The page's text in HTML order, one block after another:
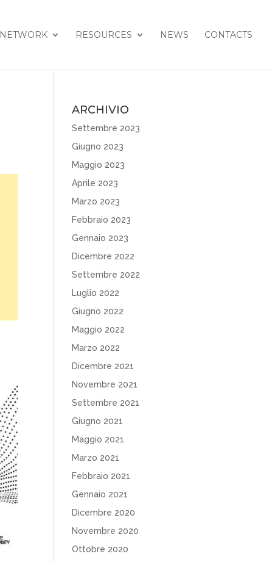
NETWORK RESOURCES NEWS CONTACTS
ARCHIVIO
Settembre 2023
Giugno 2023
Maggio 2023
Aprile 2023
Marzo 2023
Febbraio 2023
Gennaio 2023
Dicembre 2022
Settembre 2022
Luglio 2022
Giugno 2022
Maggio 2022
Marzo 2022
Dicembre 2021
Novembre 2021
Settembre 2021
Giugno 2021
Maggio 2021
Marzo 2021
Febbraio 2021
Gennaio 2021
Dicembre 2020
Novembre 2020
Ottobre 2020